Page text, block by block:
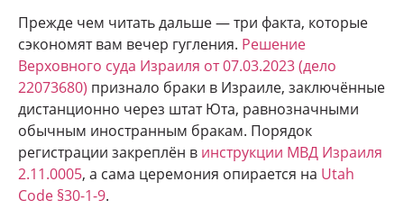
Прежде чем читать дальше — три факта, которые
сэкономят вам вечер гугления. Решение
Верховного суда Израиля от 07.03.2023 (дело
22073680) признало браки в Израиле, заключённые
дистанционно через штат Юта, равнозначными
обычным иностранным бракам. Порядок
регистрации закреплён в инструкции МВД Израиля
2.11.0005, а сама церемония опирается на Utah
Code §30-1-9.